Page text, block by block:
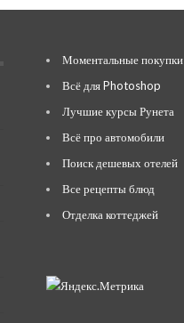
Моментальные покупки
Всё для Photoshop
Лучшие курсы Рунета
Всё про автомобили
Поиск дешевых отелей
Все рецепты блюд
Отделка коттеджей